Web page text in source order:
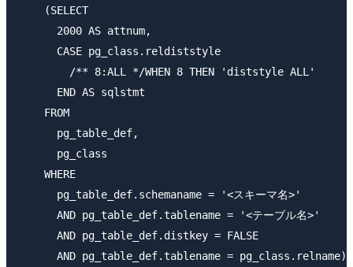
    (SELECT
      2000 AS attnum,
      CASE pg_class.reldiststyle
        /** 8:ALL */WHEN 8 THEN 'diststyle ALL'
      END AS sqlstmt
    FROM
      pg_table_def,
      pg_class
    WHERE
      pg_table_def.schemaname = '<スキーマ名>'
      AND pg_table_def.tablename = '<テーブル名>'
      AND pg_table_def.distkey = FALSE
      AND pg_table_def.tablename = pg_class.relname)